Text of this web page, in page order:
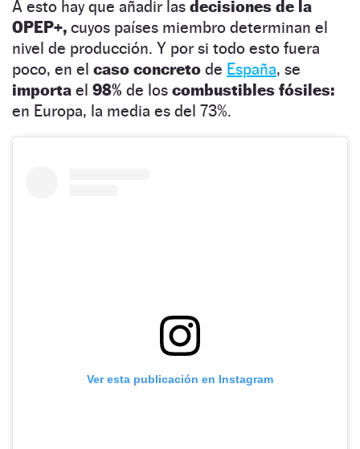
A esto hay que añadir las decisiones de la
OPEP+, cuyos países miembro determinan el
nivel de producción. Y por si todo esto fuera
poco, en el caso concreto de España, se
importa el 98% de los combustibles fósiles:
en Europa, la media es del 73%.
Ver esta publicación en Instagram